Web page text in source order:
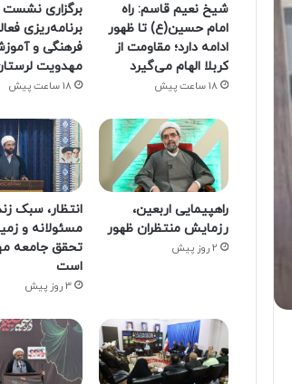
شیخ نعیم قاسم: راه
امام حسین(ع) تا ظهور
ادامه دارد؛ مقاومت از
کربلا الهام می‌گیرد
18 ساعت پیش
برگزاری نشست
برنامه‌ریزی
فرهنگی و
مهدویت
18 ساعت پیش
راهپیمایی اربعین،
رزمایش منتظران ظهور
2 روز پیش
انتظار، سبک
مسئولانه و
تحقق جامعه
است
3 روز پیش